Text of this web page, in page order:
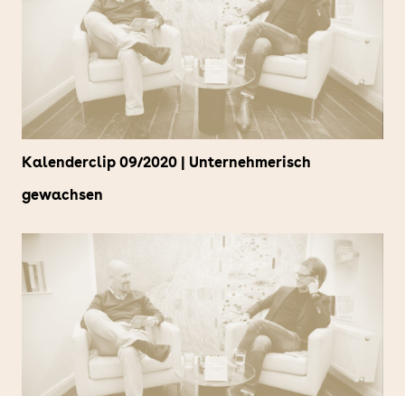
Kalenderclip 09/2020 | Unternehmerisch
gewachsen